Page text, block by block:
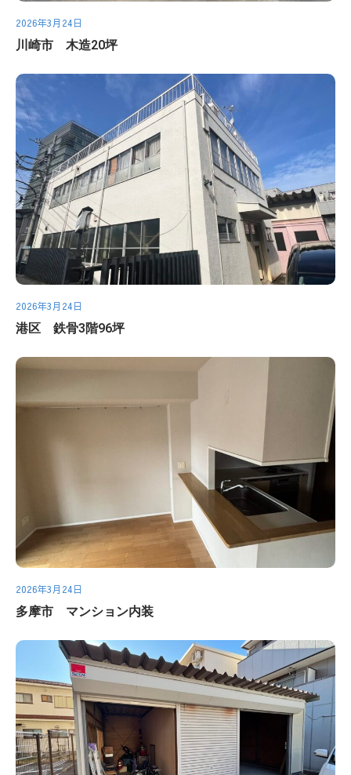
川崎市 木造20坪
2026年3月24日
港区 鉄骨3階96坪
2026年3月24日
多摩市 マンション内装
2026年3月24日